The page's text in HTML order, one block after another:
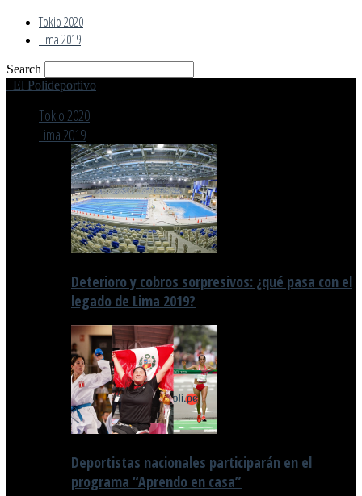
Tokio 2020
Lima 2019
Search
El Polideportivo
Tokio 2020
Lima 2019
Deterioro y cobros sorpresivos: ¿qué pasa con el
legado de Lima 2019?
Deportistas nacionales participarán en el
programa “Aprendo en casa”